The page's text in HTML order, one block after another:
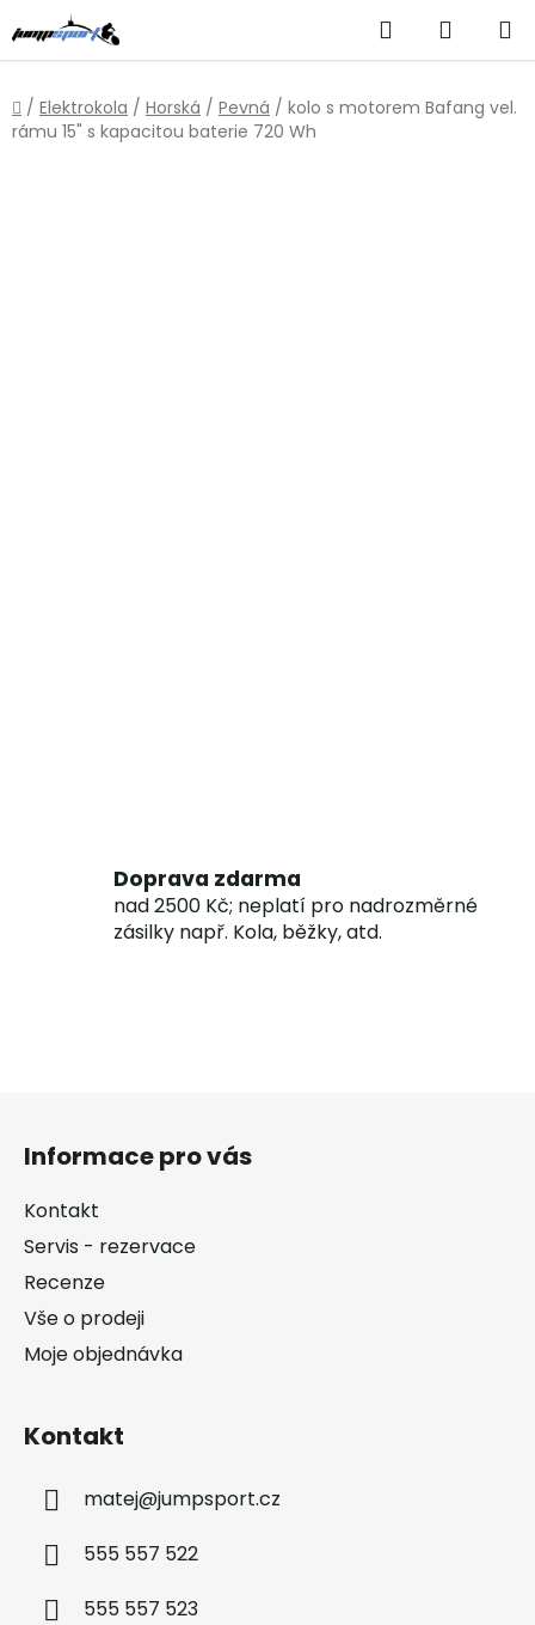
na
obsah
Hledat
KOŠÍK
Domů
/ Elektrokola / Horská / Pevná / kolo s motorem Bafang vel.
rámu 15" s kapacitou baterie 720 Wh
Doprava zdarma
nad 2500 Kč; neplatí pro nadrozměrné
zásilky např. Kola, běžky, atd.
Informace pro vás
Kontakt
Servis - rezervace
Recenze
Vše o prodeji
Moje objednávka
Kontakt
matej@jumpsport.cz
555 557 522
555 557 523